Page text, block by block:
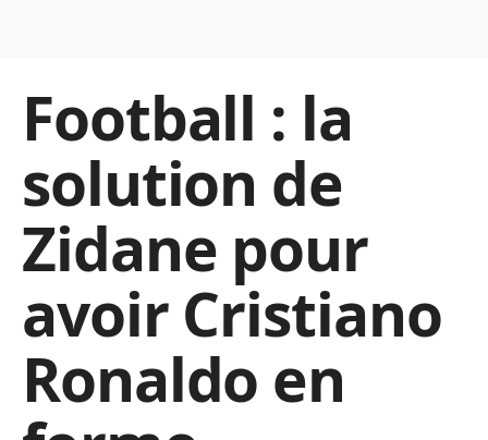
Football : la
solution de
Zidane pour
avoir Cristiano
Ronaldo en